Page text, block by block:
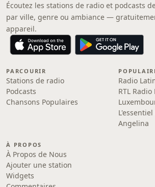
Écoutez les stations de radio et podcasts
par ville, genre ou ambiance —
appareil.
PARCOURIR
Stations de radio
Podcasts
Chansons Populaires
Radio
RTL
Angelina
À PROPOS
À Propos de Nous
Ajouter une station
Widgets